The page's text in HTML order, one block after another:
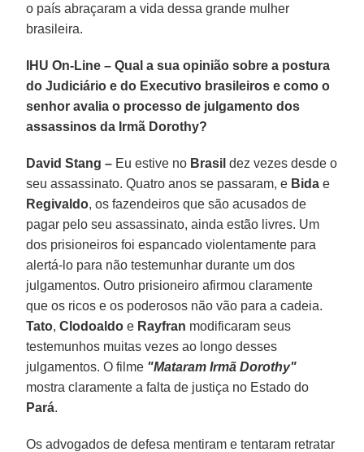
o país abraçaram a vida dessa grande mulher
brasileira.
IHU On-Line – Qual a sua opinião sobre a postura
do Judiciário e do Executivo brasileiros e como o
senhor avalia o processo de julgamento dos
assassinos da Irmã Dorothy?
David Stang – Eu estive no Brasil dez vezes desde o
seu assassinato. Quatro anos se passaram, e Bida e
Regivaldo, os fazendeiros que são acusados de
pagar pelo seu assassinato, ainda estão livres. Um
dos prisioneiros foi espancado violentamente para
alertá-lo para não testemunhar durante um dos
julgamentos. Outro prisioneiro afirmou claramente
que os ricos e os poderosos não vão para a cadeia.
Tato,Clodoaldo e Rayfran modificaram seus
testemunhos muitas vezes ao longo desses
julgamentos. O filme "Mataram Irmã Dorothy"
mostra claramente a falta de justiça no Estado do
Pará.
Os advogados de defesa mentiram e tentaram retratar